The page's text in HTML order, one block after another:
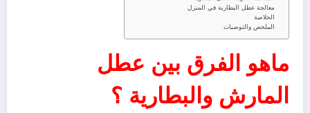
معالجة عطل البطارية في المنزل
الخلاصة
الملخص والتوصيات
ماهو الفرق بين عطل
المارش والبطارية ؟